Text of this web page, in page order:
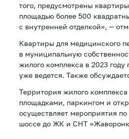
того, предусмотрены
площадью более 500
с внутренней отделкой», —
Квартиры для медицинского
в муниципальную
жилого комплекса в 2023 году
уже ведется. Также
Территория жилого
площадками, паркингом и
осуществляет мероприятия
шоссе до ЖК и СНТ